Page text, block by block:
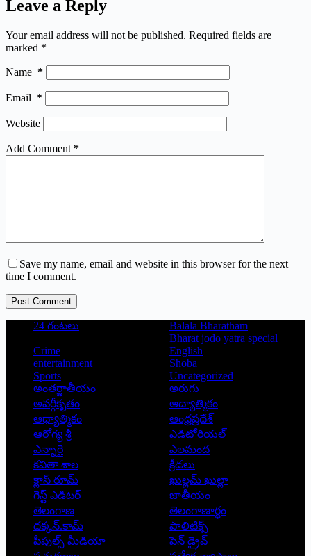
Leave a Reply
Your email address will not be published. Required fields are
marked *
Name *
Email *
Website
Add Comment *
Save my name, email and website in this browser for the next
time I comment.
Post Comment
24 గంటలు
Balala Bharatham
Bharat jodo yatra special
Crime
English
entertainment
Shoba
Sports
Uncategorized
అంతర్జాతీయం
అరుగు
అవర్గీకృతం
ఆద్యాత్మికం
ఆధ్యాత్మికం
ఆంధ్రప్రదేశ్
ఆరోగ్య శ్రీ
ఎడిటోరియల్
ఎన్నారై
ఎలమంద
కవితా శాల
క్రీడలు
క్లాస్ రూమ్
ఖుల్లమ్ ఖుల్లా
గెస్ట్ ఎడిటర్
జాతీయం
తెలంగాణ
తెలంగాణార్థం
దక్కన్.కామ్
పాలిటిక్స్
పీపుల్స్ ‌మీడియా
పెన్ డ్రైవ్